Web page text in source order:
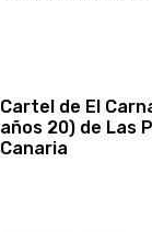
Cartel de El
años 20) de Las
Canaria